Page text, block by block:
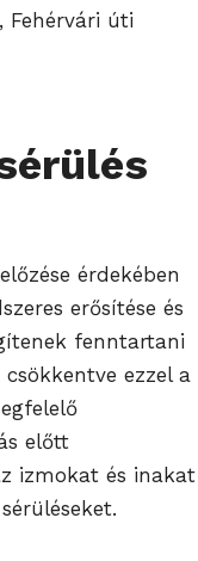
Fehérvári úti
érdekében
erősítése és
fenntartani
ezzel a
előtt
izmokat és inakat